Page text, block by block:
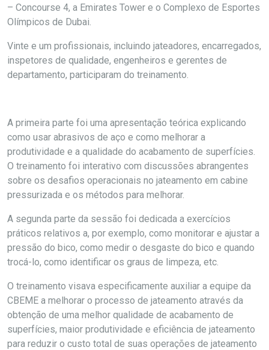
– Concourse 4, a Emirates Tower e o Complexo de Esportes
Olímpicos de Dubai.
Vinte e um profissionais, incluindo jateadores, encarregados,
inspetores de qualidade, engenheiros e gerentes de
departamento, participaram do treinamento.
A primeira parte foi uma apresentação teórica explicando
como usar abrasivos de aço e como melhorar a
produtividade e a qualidade do acabamento de superfícies.
O treinamento foi interativo com discussões abrangentes
sobre os desafios operacionais no jateamento em cabine
pressurizada e os métodos para melhorar.
A segunda parte da sessão foi dedicada a exercícios
práticos relativos a, por exemplo, como monitorar e ajustar a
pressão do bico, como medir o desgaste do bico e quando
trocá-lo, como identificar os graus de limpeza, etc.
O treinamento visava especificamente auxiliar a equipe da
CBEME a melhorar o processo de jateamento através da
obtenção de uma melhor qualidade de acabamento de
superfícies, maior produtividade e eficiência de jateamento
para reduzir o custo total de suas operações de jateamento